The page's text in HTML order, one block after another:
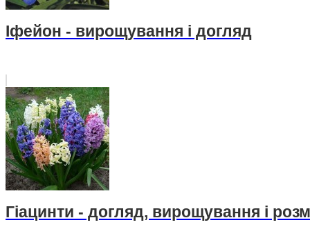
Іфейон - вирощування і догляд
Гіацинти - догляд, вирощування і